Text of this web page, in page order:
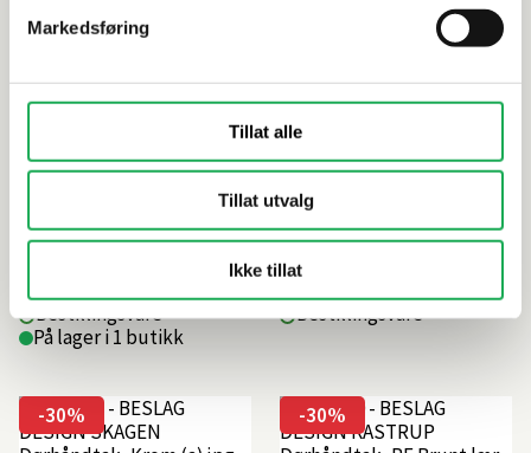
Markedsføring
Tillat alle
Tillat utvalg
Ikke tillat
Krom / Sort
BESLAG DESIGN
Før469,–
Bestillingsvare
På lager i 1 butikk
HELIX STRIPE 200
Dørhåndtak, Sort
matt
979,–
Før1 399,–
Bestillingsvare
-30% -30%